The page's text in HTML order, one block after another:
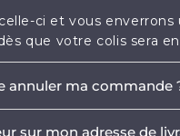
ci et vous enverrons
que votre colis sera
annuler ma commande
sur mon adresse de